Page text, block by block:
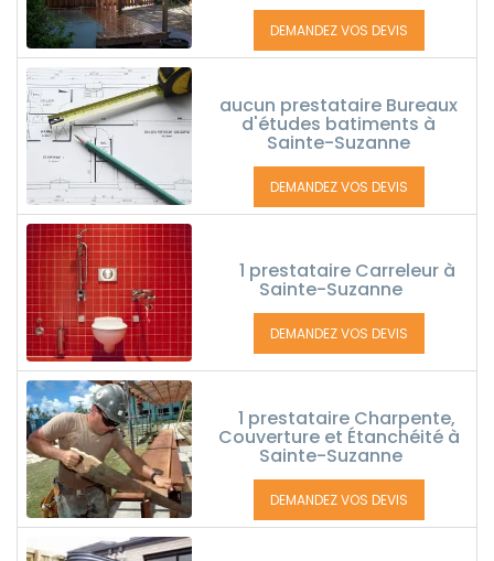
DEMANDEZ VOS DEVIS
aucun prestataire Bureaux
d'études batiments à
Sainte-Suzanne
DEMANDEZ VOS DEVIS
1 prestataire Carreleur à
Sainte-Suzanne
DEMANDEZ VOS DEVIS
1 prestataire Charpente,
Couverture et Étanchéité à
Sainte-Suzanne
DEMANDEZ VOS DEVIS